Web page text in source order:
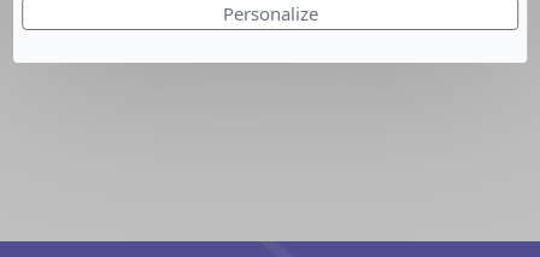
Personalize